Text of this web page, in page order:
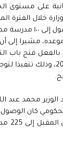
على مستوى
بحلول عام 2030،
محمد عبد